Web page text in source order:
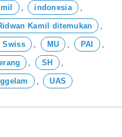
, indonesia ,
Kamil ditemukan ,
Swiss , MU , PAI ,
, SH ,
, UAS